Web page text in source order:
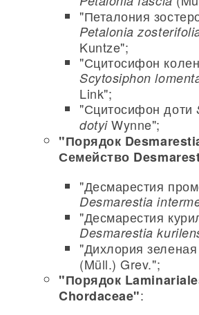
"Петалония
Petalonia
Kuntze";
"Сцитосифон
Scytosiphon
Link";
"Сцитосифон доти
dotyiWynne";
"Порядок
Семейство
"Десмарестия
Desmarestia
"Десмарестия
Desmarestia
"Дихлория зеленая
(Müll.) Grev.";
"Порядок
Chordaceae":